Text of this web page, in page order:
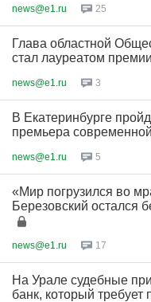
news@e1.ru 25
Глава областной
стал лауреатом
news@e1.ru 3
В Екатеринбурге
премьера
news@e1.ru 5
«Мир погрузился во
Березовский остался
news@e1.ru 17
На Урале судебные
банк, который требует